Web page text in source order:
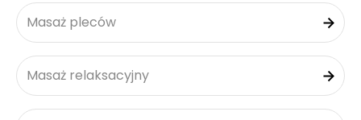
Masaż pleców
Masaż relaksacyjny